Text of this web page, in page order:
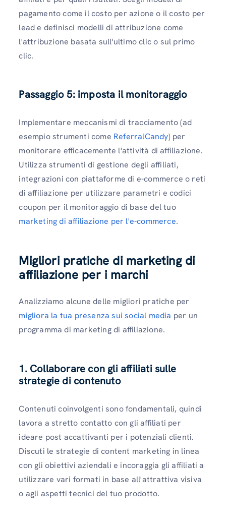
pagamento come il costo per azione o il costo per
lead e definisci modelli di attribuzione come
l'attribuzione basata sull'ultimo clic o sul primo
clic.
Passaggio 5: imposta il monitoraggio
Implementare meccanismi di tracciamento (ad
esempio strumenti come ReferralCandy) per
monitorare efficacemente l'attività di affiliazione.
Utilizza strumenti di gestione degli affiliati,
integrazioni con piattaforme di e-commerce o reti
di affiliazione per utilizzare parametri e codici
coupon per il monitoraggio di base del tuo
marketing di affiliazione per l'e-commerce.
Migliori pratiche di marketing di
affiliazione per i marchi
Analizziamo alcune delle migliori pratiche per
migliora la tua presenza sui social media per un
programma di marketing di affiliazione.
1. Collaborare con gli affiliati sulle
strategie di contenuto
Contenuti coinvolgenti sono fondamentali, quindi
lavora a stretto contatto con gli affiliati per
ideare post accattivanti per i potenziali clienti.
Discuti le strategie di content marketing in linea
con gli obiettivi aziendali e incoraggia gli affiliati a
utilizzare vari formati in base all'attrattiva visiva
o agli aspetti tecnici del tuo prodotto.